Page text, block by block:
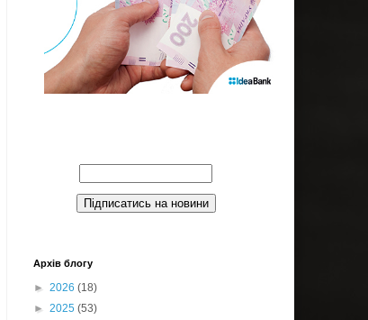
Архів блогу
► 2026 (18)
► 2025 (53)